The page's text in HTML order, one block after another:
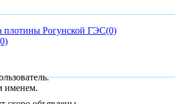
плотины Рогунской ГЭС(0)
именем.